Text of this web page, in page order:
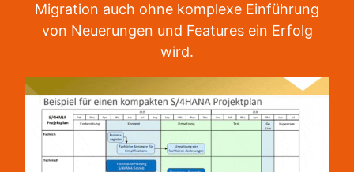
Migration auch ohne komplexe Einführung
von Neuerungen und Features ein Erfolg
wird.